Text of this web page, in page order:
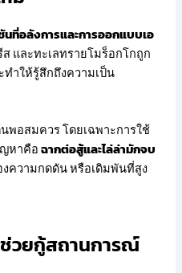
นที่อลังการและการออกแบบเอ
และทะเลทรายโมร็อกโกถูก
ำให้รู้สึกถึงความเป็น
อสมควร โดยเฉพาะการใช้
ญหาคือฉากต่อสู้และไล่ล่ามักจบ
ความกดดัน หรือเดิมพันที่สูง
วยกู้สถานการณ์